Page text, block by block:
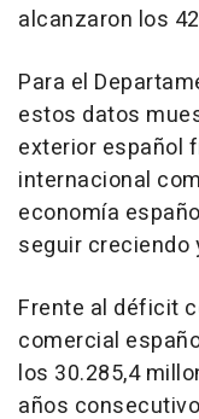
alcanzaron los
Para el
estos datos
exterior español
internacional
economía
seguir creciendo
Frente al déficit
comercial
los 30.285,4
años